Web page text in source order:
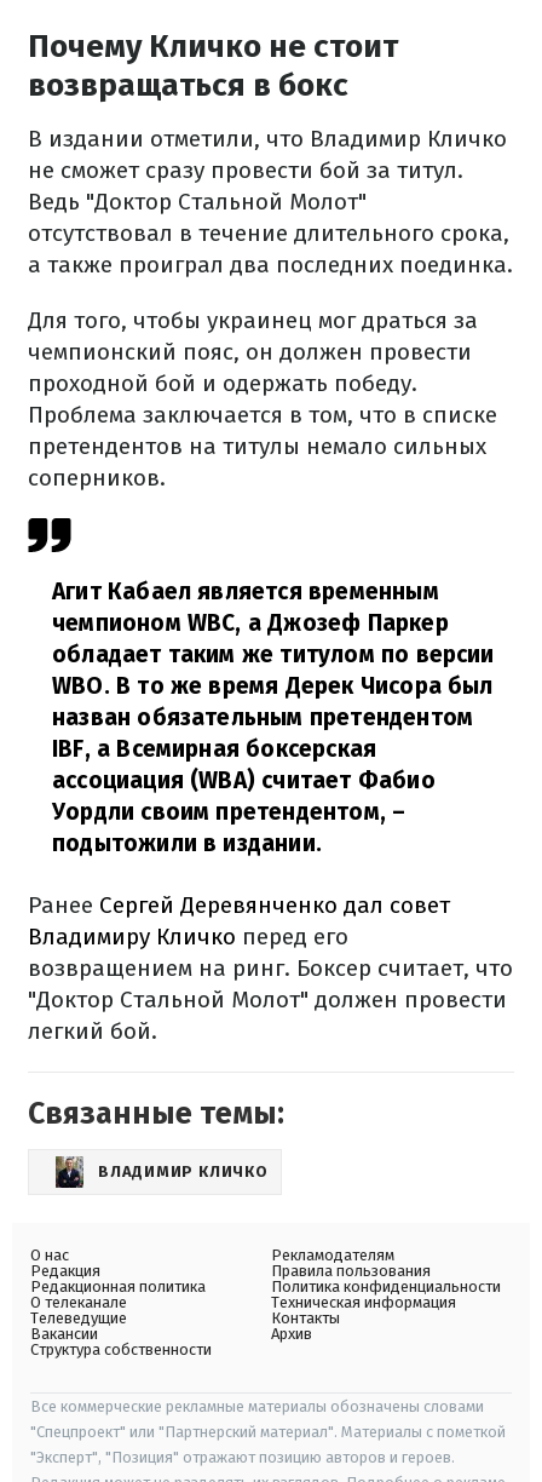
Почему Кличко не стоит
возвращаться в бокс
В издании отметили, что Владимир Кличко
не сможет сразу провести бой за титул.
Ведь "Доктор Стальной Молот"
отсутствовал в течение длительного срока,
а также проиграл два последних поединка.
Для того, чтобы украинец мог драться за
чемпионский пояс, он должен провести
проходной бой и одержать победу.
Проблема заключается в том, что в списке
претендентов на титулы немало сильных
соперников.
Агит Кабаел является временным
чемпионом WBC, а Джозеф Паркер
обладает таким же титулом по версии
WBO. В то же время Дерек Чисора был
назван обязательным претендентом
IBF, а Всемирная боксерская
ассоциация (WBA) считает Фабио
Уордли своим претендентом, –
подытожили в издании.
Ранее Сергей Деревянченко дал совет
Владимиру Кличко перед его
возвращением на ринг. Боксер считает, что
"Доктор Стальной Молот" должен провести
легкий бой.
Связанные темы:
ВЛАДИМИР КЛИЧКО
О нас
Редакция
Редакционная политика
О телеканале
Телеведущие
Вакансии
Структура собственности
Рекламодателям
Правила пользования
Политика конфиденциальности
Техническая информация
Контакты
Архив
Все коммерческие рекламные материалы обозначены словами
"Спецпроект" или "Партнерский материал". Материалы с пометкой
"Эксперт", "Позиция" отражают позицию авторов и героев.